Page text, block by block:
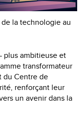
la technologie au
plus ambitieuse et
transformateur
du Centre de
renforçant leur
un avenir dans la